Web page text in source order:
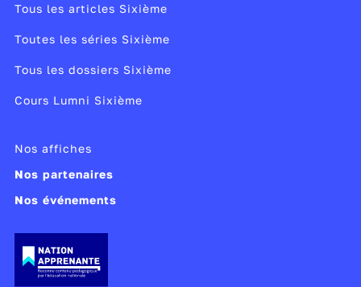
Tous les articles Sixième
Toutes les séries Sixième
Tous les dossiers Sixième
Cours Lumni Sixième
Nos affiches
Nos partenaires
Nos événements